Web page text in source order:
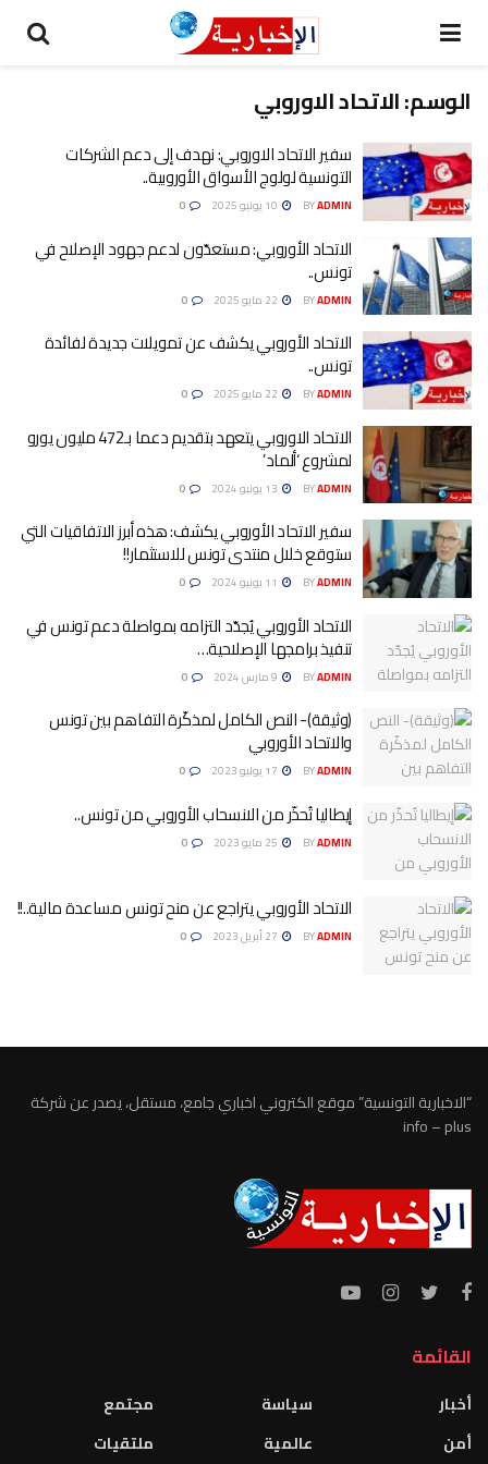
الوسم:الاتحاد الاوروبي
سفير الاتحاد الاوروبي: نهدف إلى دعم الشركات
التونسية لولوج الأسواق الأوروبية..
BYADMIN
الاتحاد الأوروبي: مستعدّون لدعم جهود الإصلاح في
تونس..
BYADMIN
الاتحاد الأوروبي يكشف عن تمويلات جديدة لفائدة
تونس..
BYADMIN
الاتحاد الاوروبي يتعهد بتقديم دعما بـ472 مليون يورو
لمشروع ‘ألماد’
BYADMIN
سفير الاتحاد الأوروبي يكشف: هذه أبرز الاتفاقيات التي
ستوقع خلال منتدى تونس للاستثمار!!
BYADMIN
الاتحاد الأوروبي يُجدّد التزامه بمواصلة دعم تونس في
تنفيذ برامجها الإصلاحية…
BYADMIN
(وثيقة)- النص الكامل لمذكّرة التفاهم بين تونس
والاتحاد الأوروبي
BYADMIN
إيطاليا تُحذّر من الانسحاب الأوروبي من تونس..
BYADMIN
الاتحاد الأوروبي يتراجع عن منح تونس مساعدة مالية..!!
BYADMIN
“الاخبارية التونسية” موقع الكتروني اخباري جامع، مستقل، يصدر عن شركة
info – plus
القائمة
أخبار
أمن
سياسة
عالمية
مجتمع
ملتقيات